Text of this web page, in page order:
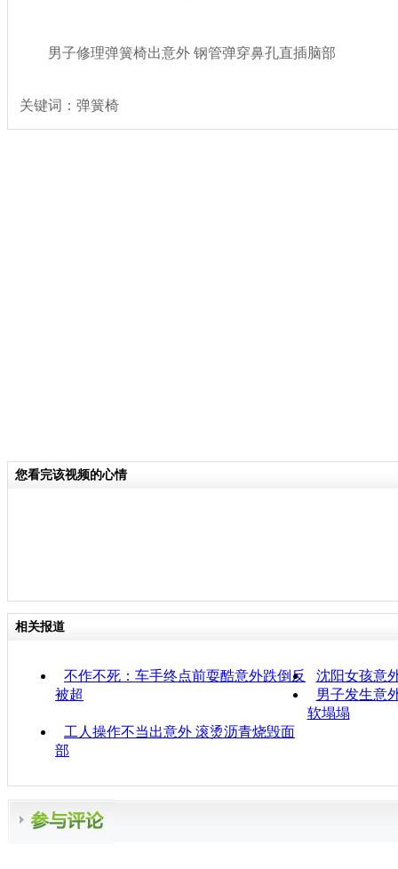
男子修理弹簧椅出意外 钢管弹穿鼻孔直插脑部
关键词：弹簧椅
您看完该视频的心情
相关报道
不作不死：车手终点前耍酷意外跌倒反
被超
沈阳女孩意
男子发生意
软塌塌
工人操作不当出意外 滚烫沥青烧毁面
部